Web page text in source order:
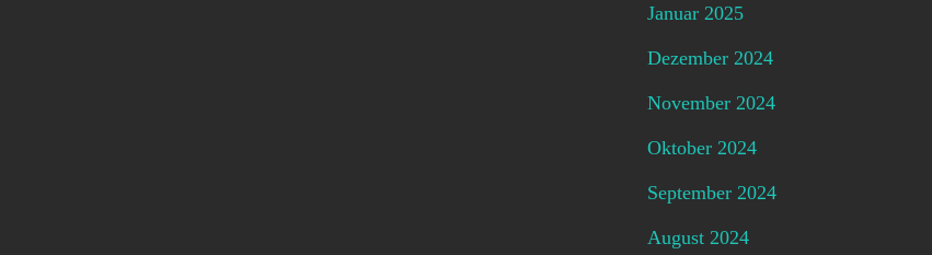
Januar 2025
Dezember 2024
November 2024
Oktober 2024
September 2024
August 2024